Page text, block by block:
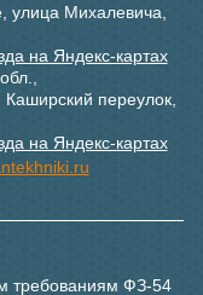
улица Михалевича,
на Яндекс-картах
Каширский переулок,
на Яндекс-картах
требованиям ФЗ-54